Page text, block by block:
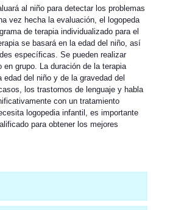
al niño para detectar los problemas
vez hecha la evaluación, el logopeda
de terapia individualizado para el
se basará en la edad del niño, así
específicas. Se pueden realizar
grupo. La duración de la terapia
del niño y de la gravedad del
los trastornos de lenguaje y habla
con un tratamiento
logopedia infantil, es importante
para obtener los mejores